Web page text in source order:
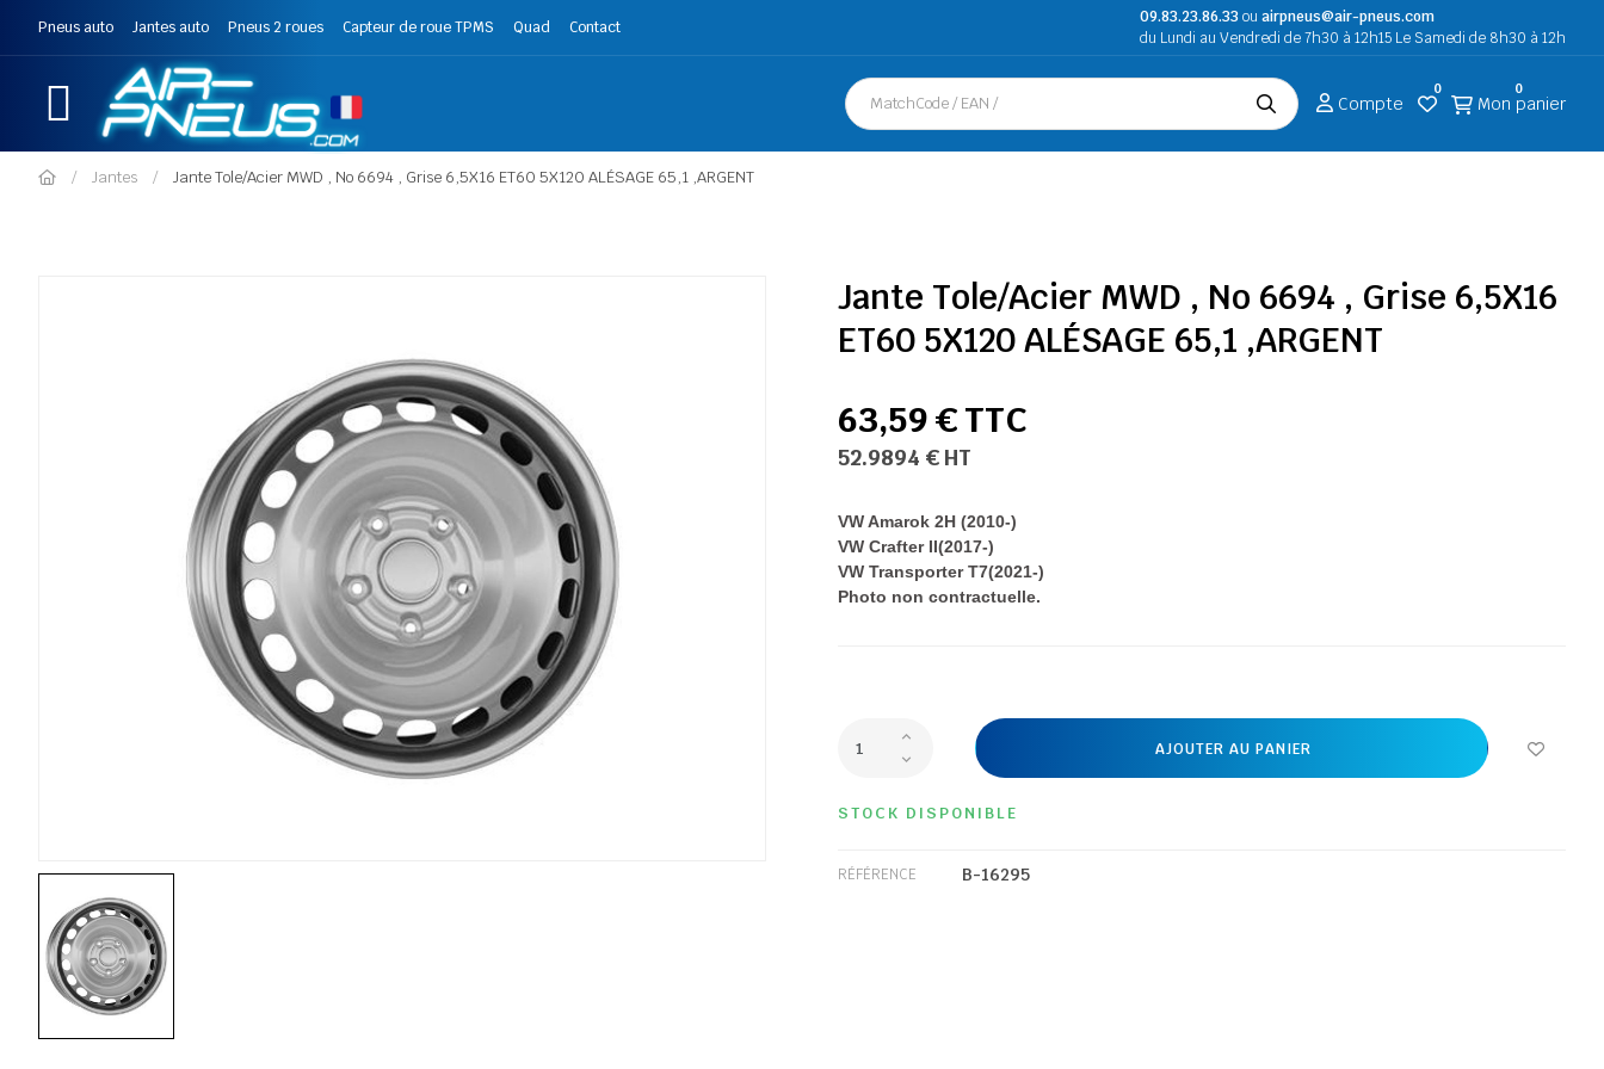
Pneus auto Jantes auto Pneus 2 roues Capteur de roue TPMS Quad Contact
09.83.23.86.33ou airpneus@air-pneus.com
du Lundi au Vendredi de 7h30 à 12h15 Le Samedi de 8h30 à 12h
Compte
0
Mon panier
0
Jantes Jante Tole/Acier MWD , No 6694 , Grise 6,5X16 ET60 5X120 ALÉSAGE 65,1 ,ARGENT
Jante Tole/Acier MWD , No 6694 , Grise 6,5X16
ET60 5X120 ALÉSAGE 65,1 ,ARGENT
63,59 € TTC
52.9894 € HT
VW Amarok 2H (2010-)
VW Crafter II(2017-)
VW Transporter T7(2021-)
Photo non contractuelle.
AJOUTER AU PANIER
STOCK DISPONIBLE
RÉFÉRENCE B-16295